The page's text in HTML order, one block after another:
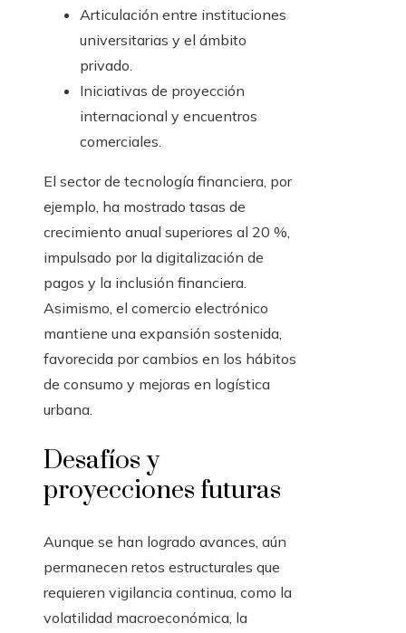
Articulación entre instituciones
universitarias y el ámbito
privado.
Iniciativas de proyección
internacional y encuentros
comerciales.
El sector de tecnología financiera, por
ejemplo, ha mostrado tasas de
crecimiento anual superiores al 20 %,
impulsado por la digitalización de
pagos y la inclusión financiera.
Asimismo, el comercio electrónico
mantiene una expansión sostenida,
favorecida por cambios en los hábitos
de consumo y mejoras en logística
urbana.
Desafíos y
proyecciones futuras
Aunque se han logrado avances, aún
permanecen retos estructurales que
requieren vigilancia continua, como la
volatilidad macroeconómica, la